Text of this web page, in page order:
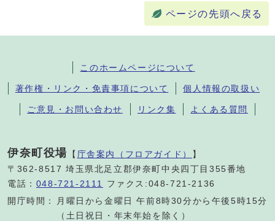
ページの先頭へ戻る
このホームページについて
著作権・リンク・免責事項について 個人情報の取扱い
ご意見・お問い合わせ リンク集 よくある質問
伊奈町役場 【 庁舎案内（フロアガイド） 】
〒362-8517 埼玉県北足立郡伊奈町中央四丁目355番地
電話： 048-721-2111
ファクス:048-721-2136
開庁時間：
月曜日から金曜日 午前8時30分から午後5時15分
（土日祝日・年末年始を除く）